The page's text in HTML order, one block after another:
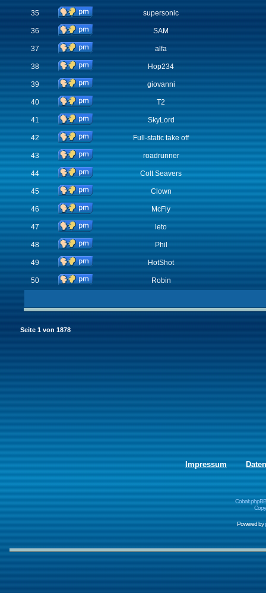
35 supersonic
36 SAM
37 alfa
38 Hop234
39 giovanni
40 T2
41 SkyLord
42 Full-static take off
43 roadrunner
44 Colt Seavers
45 Clown
46 McFly
47 leto
48 Phil
49 HotShot
50 Robin
Seite 1 von 1878
Impressum
Cobalt
Powered by